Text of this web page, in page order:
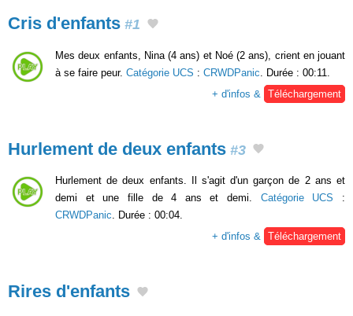
Cris d'enfants #1
Mes deux enfants, Nina (4 ans) et Noé (2 ans), crient en jouant
à se faire peur. Catégorie UCS : CRWDPanic . Durée : 00:11.
+ d'infos &
Téléchargement
Hurlement de deux enfants #3
Hurlement de deux enfants. Il s'agit d'un garçon de 2 ans et
demi et une fille de 4 ans et demi. Catégorie UCS :
CRWDPanic. Durée : 00:04.
+ d'infos & Téléchargement
Rires d'enfants